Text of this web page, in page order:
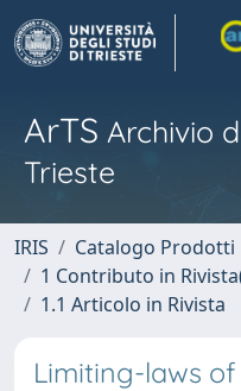
ArTS Archivio
Trieste
IRIS
Catalogo Prodotti
1 Contributo in
1.1 Articolo in Rivista
Limiting-laws